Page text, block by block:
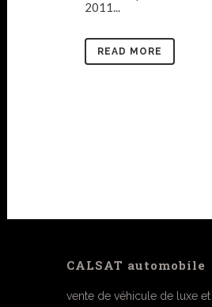
2011...
READ MORE
CALSAT automobile
vente de véhicule de luxe